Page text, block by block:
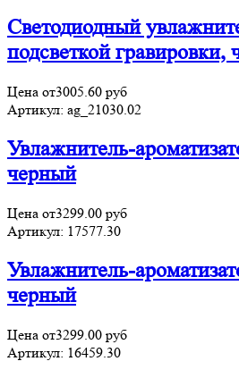
Светодиодный
подсветкой гравировки,
Цена от3005.60 руб
Артикул: ag_21030.02
Увлажнитель-
черный
Цена от3299.00 руб
Артикул: 17577.30
Увлажнитель-
черный
Цена от3299.00 руб
Артикул: 16459.30